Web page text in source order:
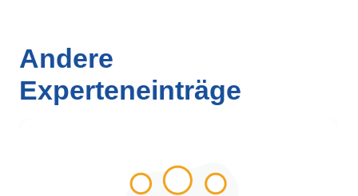
Andere
Experteneinträge